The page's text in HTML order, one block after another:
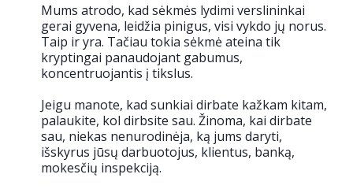
Mums atrodo, kad sėkmės lydimi verslininkai
gerai gyvena, leidžia pinigus, visi vykdo jų norus.
Taip ir yra. Tačiau tokia sėkmė ateina tik
kryptingai panaudojant gabumus,
koncentruojantis į tikslus.
Jeigu manote, kad sunkiai dirbate kažkam kitam,
palaukite, kol dirbsite sau. Žinoma, kai dirbate
sau, niekas nenurodinėja, ką jums daryti,
išskyrus jūsų darbuotojus, klientus, banką,
mokesčių inspekciją.